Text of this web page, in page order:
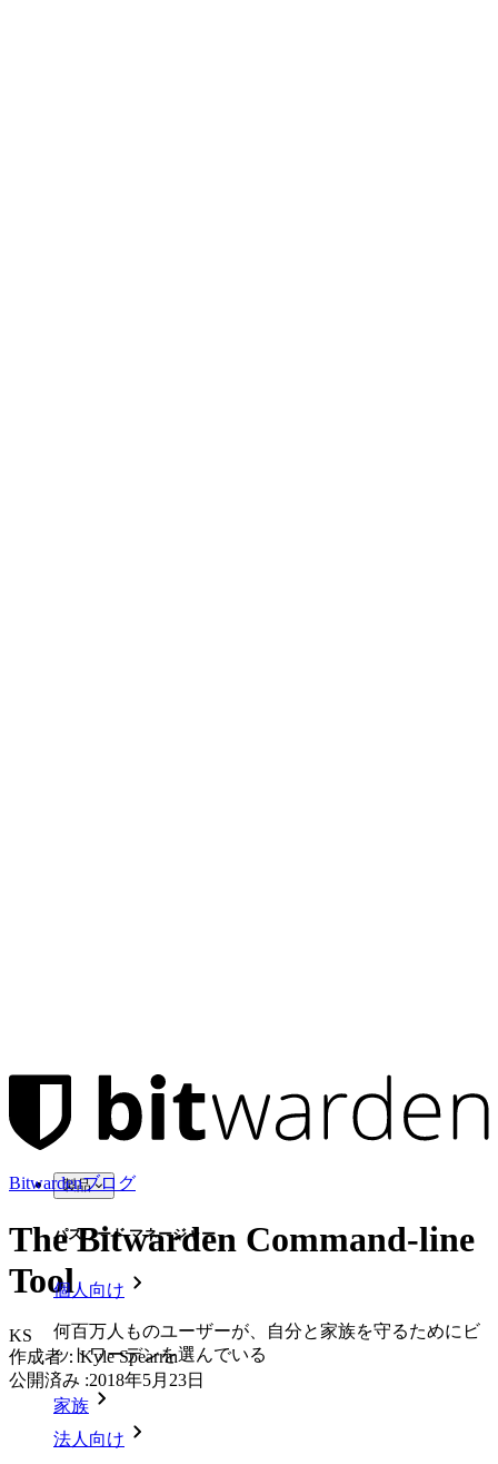
製品
パスワード マネージャー
個人向け
何百万人ものユーザーが、自分と家族を守るためにビ
ットワーデンを選んでいる
家族
法人向け
Bitwardenブログ
The Bitwarden Command-line
Tool
KS
作成者：Kyle Spearrin
公開済み :2018年5月23日